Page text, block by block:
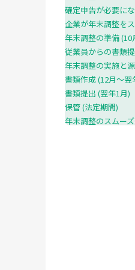
確定申告が必要に
企業が年末調整を
年末調整の準備 (10
従業員からの書類
年末調整の実施と
書類作成 (12月～翌
書類提出 (翌年1月)
保管 (法定期間)
年末調整のスムー